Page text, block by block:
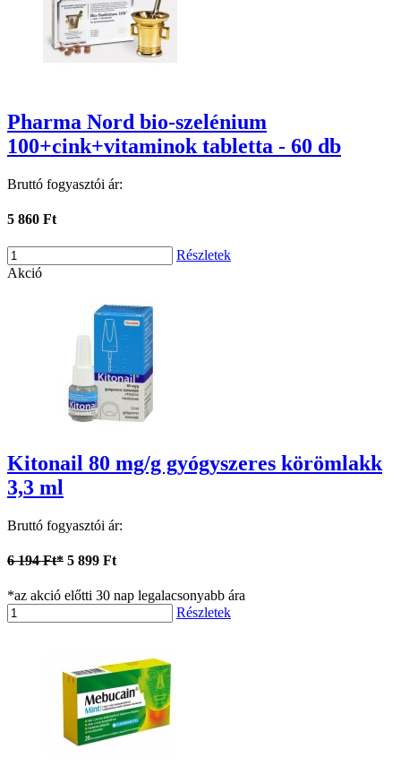
Pharma Nord bio-szelénium
100+cink+vitaminok tabletta - 60 db
Bruttó fogyasztói ár:
5 860 Ft
Részletek
Akció
Kitonail 80 mg/g gyógyszeres körömlakk
3,3 ml
Bruttó fogyasztói ár:
6 194 Ft* 5 899 Ft
*az akció előtti 30 nap legalacsonyabb ára
Részletek